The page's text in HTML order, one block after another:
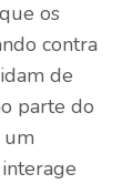
os
contra
de
parte do
um